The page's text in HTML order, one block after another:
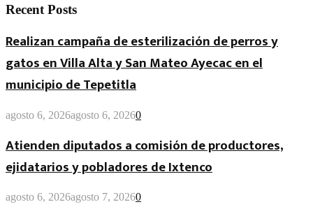
Recent Posts
Realizan campaña de esterilización de perros y
gatos en Villa Alta y San Mateo Ayecac en el
municipio de Tepetitla
agosto 6, 2026agosto 6, 20260
Atienden diputados a comisión de productores,
ejidatarios y pobladores de Ixtenco
agosto 6, 2026agosto 7, 20260